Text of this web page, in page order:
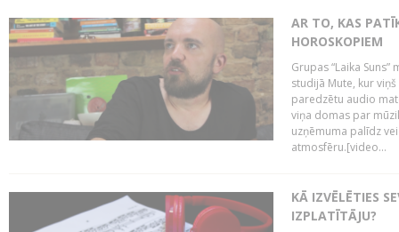
AR TO, KAS
HOROSKOPIEM
Grupas “Laika
studijā Mute, kur
paredzētu audio
viņa domas par
uzņēmuma palīdz
atmosfēru.[video...
KĀ IZVĒLĒTIES
IZPLATĪTĀJU?